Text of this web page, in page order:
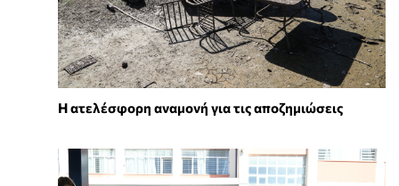
Η ατελέσφορη αναμονή για τις αποζημιώσεις